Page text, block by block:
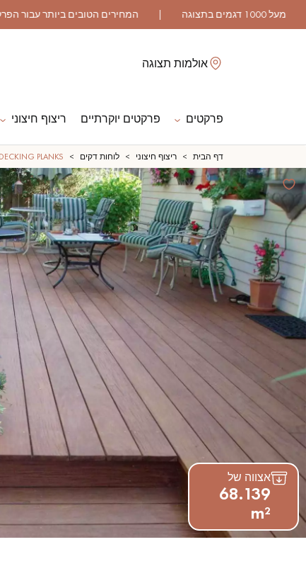
אולמות תצוגה
פרקטים פרקטים יוקרתיים ריצוף חיצוני
פרקט גושני פרקט רב
פרקט גימור שמן פרקט גולמי
אביזרי לפרקט
המומחים
דף הבית ריצוף חיצוני לוחות דקים PLANKS
אצווה של
68.139
m²